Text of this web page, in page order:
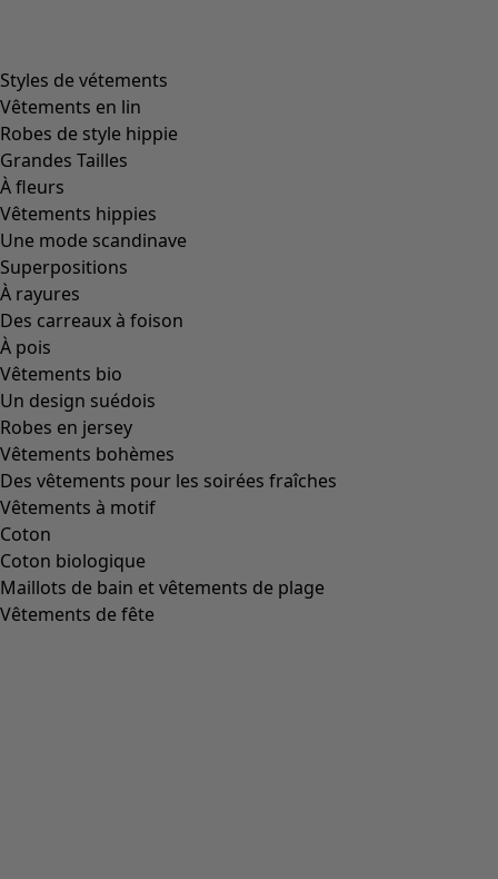
Styles de vétements
Vêtements en lin
Robes de style hippie
Grandes Tailles
À fleurs
Vêtements hippies
Une mode scandinave
Superpositions
À rayures
Des carreaux à foison
À pois
Vêtements bio
Un design suédois
Robes en jersey
Vêtements bohèmes
Des vêtements pour les soirées fraîches
Vêtements à motif
Coton
Coton biologique
Maillots de bain et vêtements de plage
Vêtements de fête